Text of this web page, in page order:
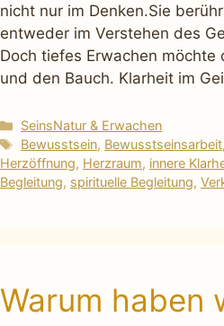
nicht nur im Denken.Sie
entweder im Verstehen des
Doch tiefes Erwachen
und den Bauch. Klarheit im
Kategorien
SeinsNatur & Erwachen
Schlagwörter
Bewusstsein, Bewusstseinsarbeit,
Herzöffnung, Herzraum, innere
Begleitung, spirituelle Begleitung,
Warum haben